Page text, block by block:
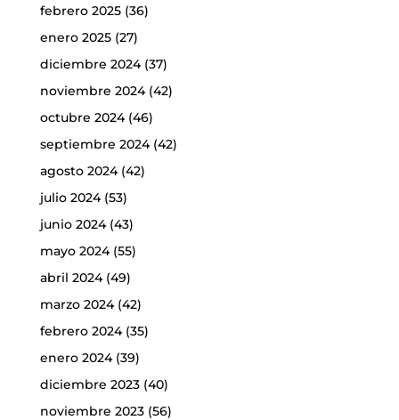
febrero 2025(36)
enero 2025(27)
diciembre 2024(37)
noviembre 2024(42)
octubre 2024(46)
septiembre 2024(42)
agosto 2024(42)
julio 2024(53)
junio 2024(43)
mayo 2024(55)
abril 2024(49)
marzo 2024(42)
febrero 2024(35)
enero 2024(39)
diciembre 2023(40)
noviembre 2023(56)